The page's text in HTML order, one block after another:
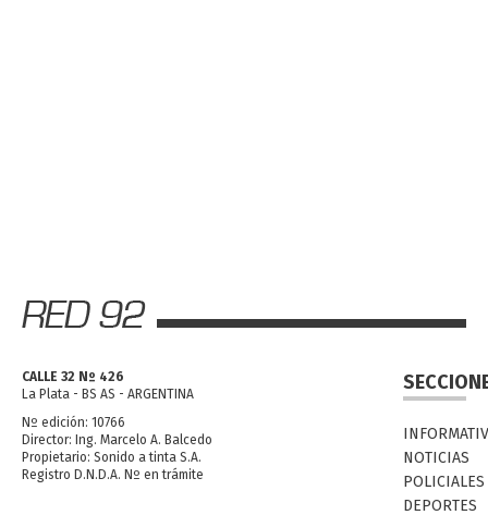
CALLE 32 Nº 426
La Plata - BS AS - ARGENTINA
Nº edición: 10766
Director: Ing. Marcelo A. Balcedo
Propietario: Sonido a tinta S.A.
Registro D.N.D.A. Nº en trámite
NOTICIAS
POLICIALES
DEPORTES